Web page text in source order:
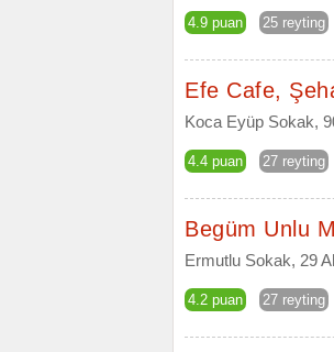
4.9 puan 25 reyting
Efe Cafe,
Koca Eyüp Sokak,
4.4 puan 27 reyting
Begüm Unlu
Ermutlu Sokak, 29
4.2 puan 27 reyting